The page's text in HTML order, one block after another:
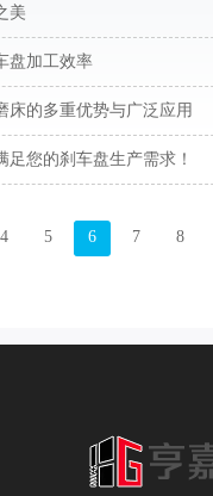
美
盘加工效率
床的多重优势与广泛应用
您的刹车盘生产需求！
4 5 6 7 8